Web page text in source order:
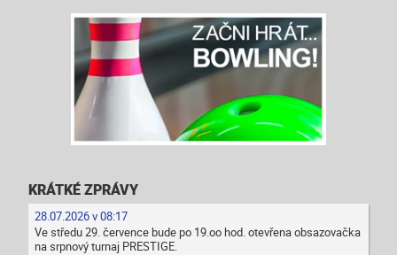
KRÁTKÉ ZPRÁVY
28.07.2026 v 08:17
Ve středu 29. července bude po 19.oo hod. otevřena obsazovačka
na srpnový turnaj PRESTIGE.